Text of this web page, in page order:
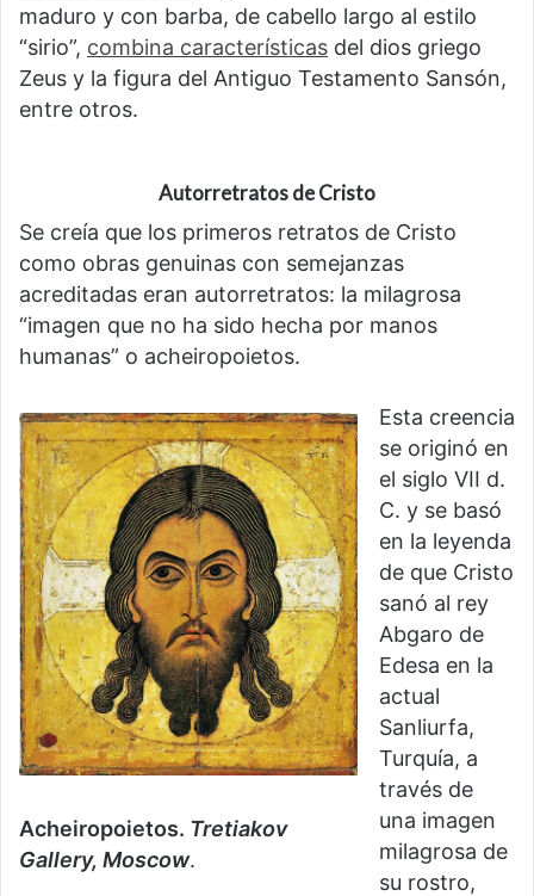
maduro y con barba, de cabello largo al estilo
“sirio”, combina características del dios griego
Zeus y la figura del Antiguo Testamento Sansón,
entre otros.
Autorretratos de Cristo
Se creía que los primeros retratos de Cristo
como obras genuinas con semejanzas
acreditadas eran autorretratos: la milagrosa
“imagen que no ha sido hecha por manos
humanas” o acheiropoietos.
Acheiropoietos. Tretiakov
Gallery, Moscow.
Esta creencia
se originó en
el siglo VII d.
C. y se basó
en la leyenda
de que Cristo
sanó al rey
Abgaro de
Edesa en la
actual
Sanliurfa,
Turquía, a
través de
una imagen
milagrosa de
su rostro,